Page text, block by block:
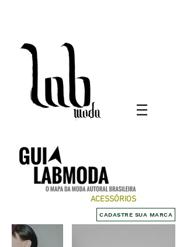
ACESSÓRIOS
CADASTRE SUA MARCA